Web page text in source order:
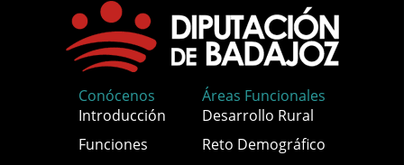
Conócenos
Introducción
Funciones
Áreas Funcionales
Desarrollo Rural
Reto Demográfico